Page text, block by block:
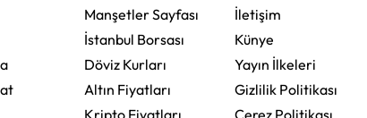
Manşetler Sayfası
İstanbul Borsası
Döviz Kurları
Altın Fiyatları
İletişim
Künye
Yayın İlkeleri
Gizlilik Politikası